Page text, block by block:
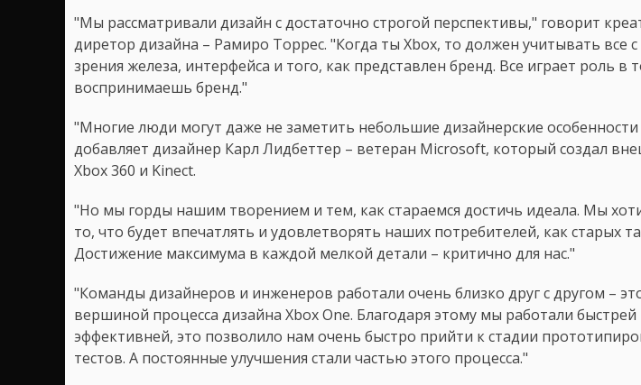
"Мы рассматривали дизайн с достаточно строгой перспективы," говорит
диретор дизайна – Рамиро Торрес. "Когда ты Xbox, то должен учитывать все с
зрения железа, интерфейса и того, как представлен бренд. Все играет роль в
воспринимаешь бренд."
"Многие люди могут даже не заметить небольшие дизайнерские особенности
добавляет дизайнер Карл Лидбеттер – ветеран Microsoft, который создал
Xbox 360 и Kinect.
"Но мы горды нашим творением и тем, как стараемся достичь идеала. Мы
то, что будет впечатлять и удовлетворять наших потребителей, как старых
Достижение максимума в каждой мелкой детали – критично для нас."
"Команды дизайнеров и инженеров работали очень близко друг с другом –
вершиной процесса дизайна Xbox One. Благодаря этому мы работали быстрей
эффективней, это позволило нам очень быстро прийти к стадии
тестов. А постоянные улучшения стали частью этого процесса."